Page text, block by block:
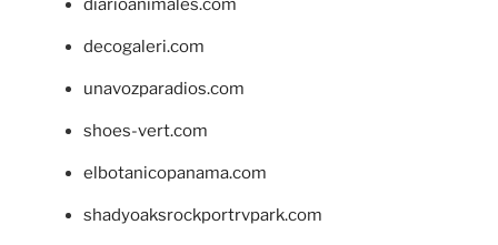
diarioanimales.com
decogaleri.com
unavozparadios.com
shoes-vert.com
elbotanicopanama.com
shadyoaksrockportrvpark.com